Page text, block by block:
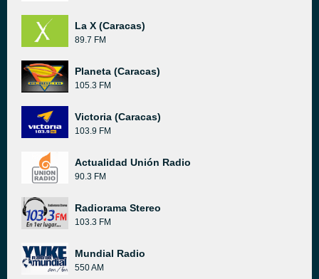
La X (Caracas)
89.7 FM
Planeta (Caracas)
105.3 FM
Victoria (Caracas)
103.9 FM
Actualidad Unión Radio
90.3 FM
Radiorama Stereo
103.3 FM
Mundial Radio
550 AM